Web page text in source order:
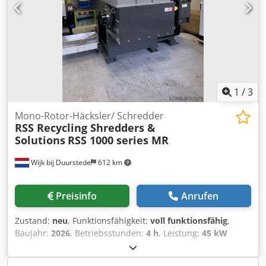
Firmennamen und Telefonnummer an.
1 /3
Wijk bij Duurstede 612 km
Mono-Rotor-Häcksler/ Schredder
RSS Recycling Shredders &
Solutions RSS 1000 series MR
Preisinfo Anrufen
Zustand: neu, Funktionsfähigkeit: voll funktionsfähig,
Baujahr: 2026, Betriebsstunden: 4 h, Leistung: 45 kW
, Rotorlänge: 1000 mm, Leistung: 45 + 2,2 kW.
Chjdpjkzg U Dofx Ag Ija Trichtergröße: 1400 x 1000 mm,